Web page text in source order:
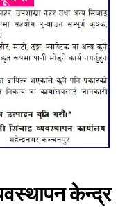
केन्द्र